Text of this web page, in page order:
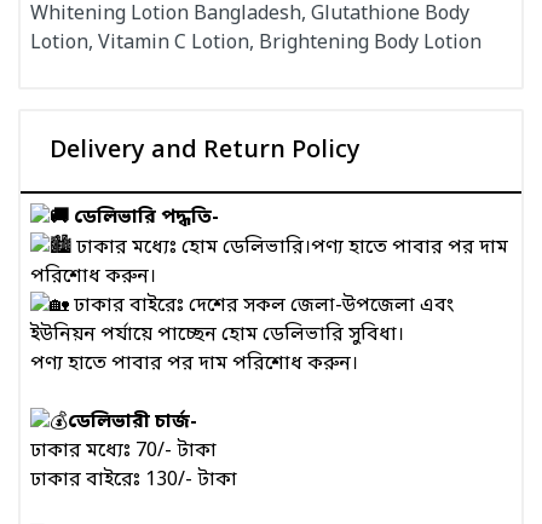
Whitening Lotion Bangladesh, Glutathione Body
Lotion, Vitamin C Lotion, Brightening Body Lotion
Delivery and Return Policy
ডেলিভারি পদ্ধতি-
ঢাকার মধ্যেঃ হোম ডেলিভারি।পণ্য হাতে পাবার পর দাম
পরিশোধ করুন।
ঢাকার বাইরেঃ দেশের সকল জেলা-উপজেলা এবং
ইউনিয়ন পর্যায়ে পাচ্ছেন হোম ডেলিভারি সুবিধা।
পণ্য হাতে পাবার পর দাম পরিশোধ করুন।
ডেলিভারী চার্জ-
ঢাকার মধ্যেঃ 70/- টাকা
ঢাকার বাইরেঃ 130/- টাকা